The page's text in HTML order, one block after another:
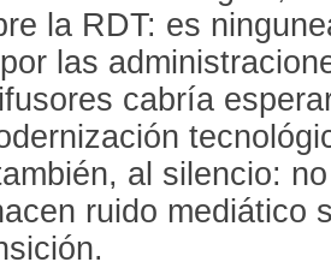
la RDT: es
las
cabría
al silencio:
ruido mediático